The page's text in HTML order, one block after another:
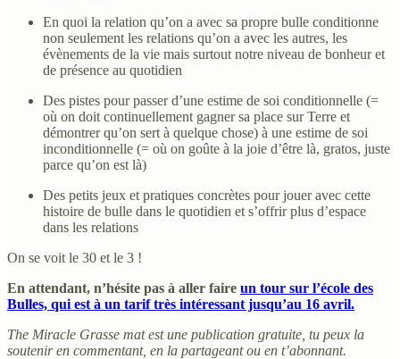
En quoi la relation qu’on a avec sa propre bulle conditionne
non seulement les relations qu’on a avec les autres, les
évènements de la vie mais surtout notre niveau de bonheur et
de présence au quotidien
Des pistes pour passer d’une estime de soi conditionnelle (=
où on doit continuellement gagner sa place sur Terre et
démontrer qu’on sert à quelque chose) à une estime de soi
inconditionnelle (= où on goûte à la joie d’être là, gratos, juste
parce qu’on est là)
Des petits jeux et pratiques concrètes pour jouer avec cette
histoire de bulle dans le quotidien et s’offrir plus d’espace
dans les relations
On se voit le 30 et le 3 !
En attendant, n’hésite pas à aller faire un tour sur l’école des
Bulles, qui est à un tarif très intéressant jusqu’au 16 avril.
The Miracle Grasse mat est une publication gratuite, tu peux la
soutenir en commentant, en la partageant ou en t’abonnant.